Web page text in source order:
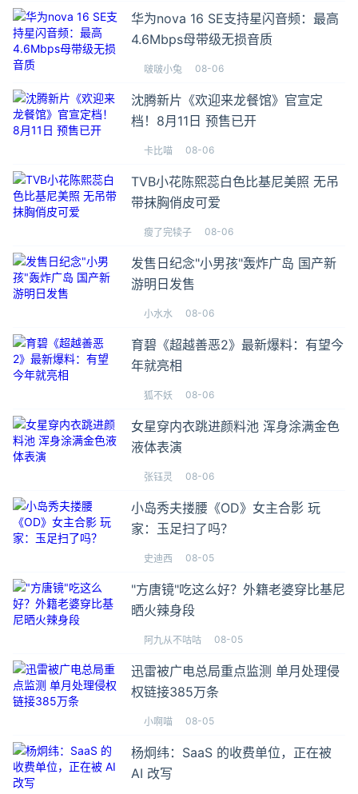
华为nova 16 SE支持星闪音频：最高
4.6Mbps母带级无损音质
啵啵小兔 08-06
沈腾新片《欢迎来龙餐馆》官宣定
档！8月11日 预售已开
卡比喵 08-06
TVB小花陈熙蕊白色比基尼美照 无吊
带抹胸俏皮可爱
瘦了完犊子 08-06
发售日纪念"小男孩"轰炸广岛 国产新
游明日发售
小水水 08-06
育碧《超越善恶2》最新爆料：有望今
年就亮相
狐不妖 08-06
女星穿内衣跳进颜料池 浑身涂满金色
液体表演
张钰灵 08-06
小岛秀夫搂腰《OD》女主合影 玩
家：玉足扫了吗？
史迪西 08-05
"方唐镜"吃这么好？外籍老婆穿比基尼
晒火辣身段
阿九从不咕咕 08-05
迅雷被广电总局重点监测 单月处理侵
权链接385万条
小啊喵 08-05
杨炯纬：SaaS 的收费单位，正在被
AI 改写